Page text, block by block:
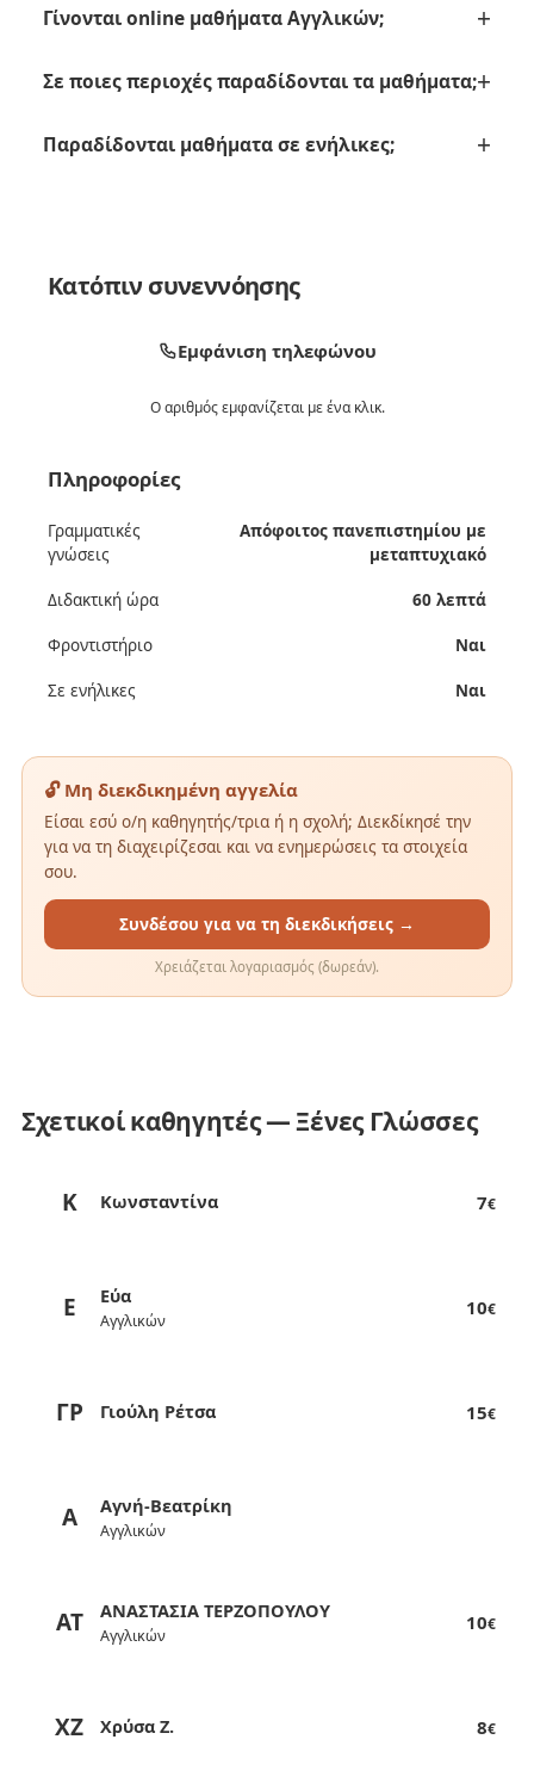
Γίνονται online μαθήματα Αγγλικών;
Σε ποιες περιοχές παραδίδονται τα μαθήματα;
Παραδίδονται μαθήματα σε ενήλικες;
Κατόπιν συνεννόησης
Εμφάνιση τηλεφώνου
Ο αριθμός εμφανίζεται με ένα κλικ.
Πληροφορίες
Γραμματικές
γνώσεις
Απόφοιτος πανεπιστημίου με
μεταπτυχιακό
Διδακτική ώρα 60 λεπτά
Φροντιστήριο Ναι
Σε ενήλικες Ναι
🔓 Μη διεκδικημένη αγγελία
Είσαι εσύ ο/η καθηγητής/τρια ή η σχολή; Διεκδίκησέ την
για να τη διαχειρίζεσαι και να ενημερώσεις τα στοιχεία
σου.
Συνδέσου για να τη διεκδικήσεις →
Χρειάζεται λογαριασμός (δωρεάν).
Σχετικοί καθηγητές — Ξένες Γλώσσες
Κ Κωνσταντίνα 7€
Ε Εύα
Αγγλικών
10€
ΓΡ Γιούλη Ρέτσα 15€
Α Αγνή-Βεατρίκη
Αγγλικών
ΑΤ ΑΝΑΣΤΑΣΙΑ ΤΕΡΖΟΠΟΥΛΟΥ
Αγγλικών
10€
ΧΖ Χρύσα Ζ. 8€